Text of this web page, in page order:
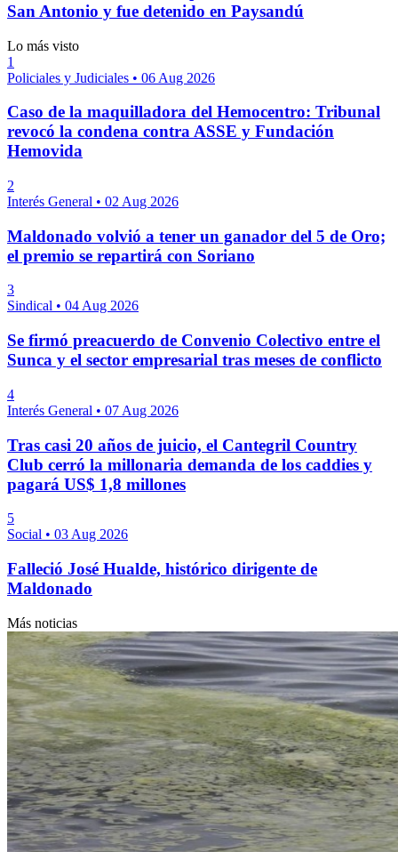
San Antonio y fue detenido en Paysandú
Lo más visto
1
Policiales y Judiciales • 06 Aug 2026
Caso de la maquilladora del Hemocentro: Tribunal
revocó la condena contra ASSE y Fundación
Hemovida
2
Interés General • 02 Aug 2026
Maldonado volvió a tener un ganador del 5 de Oro;
el premio se repartirá con Soriano
3
Sindical • 04 Aug 2026
Se firmó preacuerdo de Convenio Colectivo entre el
Sunca y el sector empresarial tras meses de conflicto
4
Interés General • 07 Aug 2026
Tras casi 20 años de juicio, el Cantegril Country
Club cerró la millonaria demanda de los caddies y
pagará US$ 1,8 millones
5
Social • 03 Aug 2026
Falleció José Hualde, histórico dirigente de
Maldonado
Más noticias